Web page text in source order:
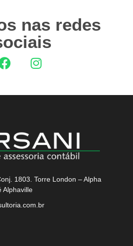
nas redes
1803. Torre London – Alpha
Alphaville